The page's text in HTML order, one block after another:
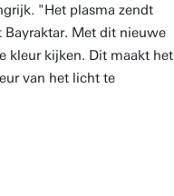
"Het plasma zendt
Met dit nieuwe
kleur kijken. Dit maakt het
van het licht te